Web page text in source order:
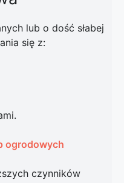
lub o dość słabej
się z:
ogrodowych
czynników